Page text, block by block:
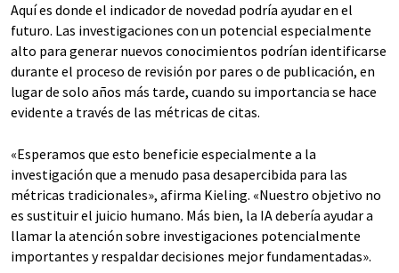
Aquí es donde el indicador de novedad podría ayudar en el
futuro. Las investigaciones con un potencial especialmente
alto para generar nuevos conocimientos podrían identificarse
durante el proceso de revisión por pares o de publicación, en
lugar de solo años más tarde, cuando su importancia se hace
evidente a través de las métricas de citas.
«Esperamos que esto beneficie especialmente a la
investigación que a menudo pasa desapercibida para las
métricas tradicionales», afirma Kieling. «Nuestro objetivo no
es sustituir el juicio humano. Más bien, la IA debería ayudar a
llamar la atención sobre investigaciones potencialmente
importantes y respaldar decisiones mejor fundamentadas».